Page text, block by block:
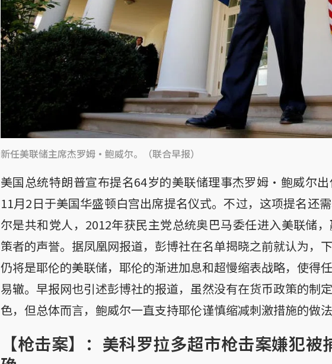
新任美联储主席杰罗姆·鲍威尔。（联合早报）
美国总统特朗普宣布提名64岁的美联储理事杰罗姆·鲍威尔
11月2日于美国华盛顿白宫出席提名仪式。不过，这项提名还
尔是共和党人，2012年获民主党总统奥巴马委任进入美联储
策者的声誉。据凤凰网报道，彭博社在名单揭晓之前就认为，
仍将是耶伦的美联储，耶伦的渐进加息和超慢缩表战略，使得
易辙。早报网也引述彭博社的报道，虽然没有在货币政策的制
色，但总体而言，鲍威尔一直支持耶伦谨慎缩减刺激措施的做法
【枪击案】：美科罗拉多超市枪击案嫌犯